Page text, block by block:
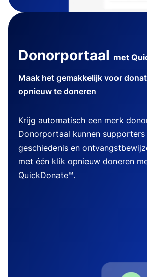
Donorportaal met
Maak het gemakkelijk voor
opnieuw te doneren
Krijg automatisch een merk
Donorportaal kunnen
geschiedenis en
met één klik opnieuw doneren
QuickDonate™.